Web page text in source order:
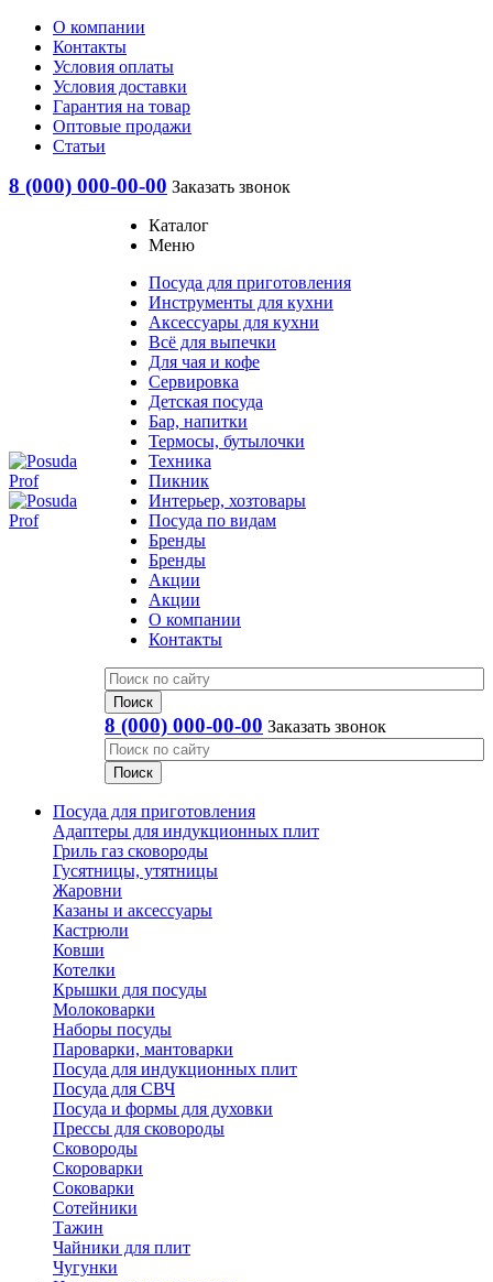
О компании
Контакты
Условия оплаты
Условия доставки
Гарантия на товар
Оптовые продажи
Статьи
8 (000) 000-00-00 Заказать звонок
Каталог
Меню
Посуда для приготовления
Инструменты для кухни
Аксессуары для кухни
Всё для выпечки
Для чая и кофе
Сервировка
Детская посуда
Бар, напитки
Термосы, бутылочки
Техника
Пикник
Интерьер, хозтовары
Посуда по видам
Бренды
Бренды
Акции
Акции
О компании
Контакты
8 (000) 000-00-00 Заказать звонок
Посуда для приготовления
Адаптеры для индукционных плит
Гриль газ сковороды
Гусятницы, утятницы
Жаровни
Казаны и аксессуары
Кастрюли
Ковши
Котелки
Крышки для посуды
Молоковарки
Наборы посуды
Пароварки, мантоварки
Посуда для индукционных плит
Посуда для СВЧ
Посуда и формы для духовки
Прессы для сковороды
Сковороды
Скороварки
Соковарки
Сотейники
Тажин
Чайники для плит
Чугунки